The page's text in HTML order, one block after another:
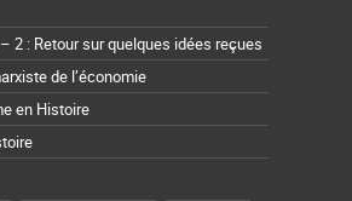
2 : Retour sur quelques idées reçues
de l’économie
en Histoire